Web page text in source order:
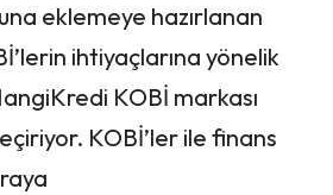
eklemeye hazırlanan
ihtiyaçlarına yönelik
KOBİ markası
KOBİ’ler ile finans